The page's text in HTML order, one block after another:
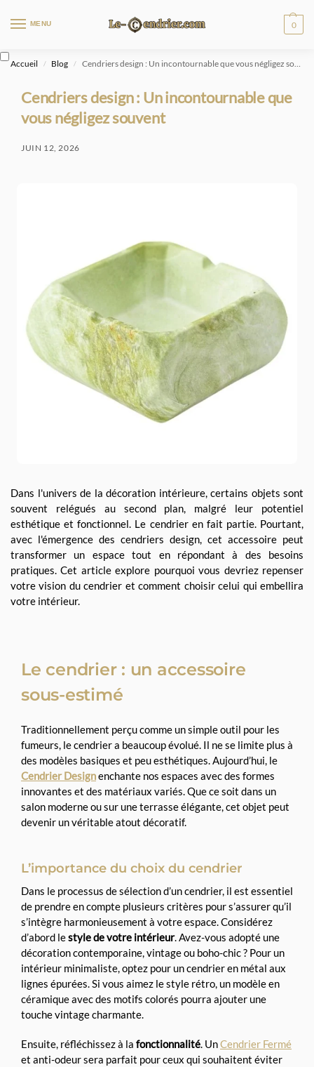
MENU 0
Accueil / Blog / Cendriers design : Un incontournable que vous négligez souvent
Cendriers design : Un incontournable que
vous négligez souvent
JUIN 12, 2026
Dans l'univers de la décoration intérieure, certains objets sont
souvent relégués au second plan, malgré leur potentiel
esthétique et fonctionnel. Le cendrier en fait partie. Pourtant,
avec l'émergence des cendriers design, cet accessoire peut
transformer un espace tout en répondant à des besoins
pratiques. Cet article explore pourquoi vous devriez repenser
votre vision du cendrier et comment choisir celui qui embellira
votre intérieur.
Le cendrier : un accessoire
sous-estimé
Traditionnellement perçu comme un simple outil pour les
fumeurs, le cendrier a beaucoup évolué. Il ne se limite plus à
des modèles basiques et peu esthétiques. Aujourd’hui, le
Cendrier Designenchante nos espaces avec des formes
innovantes et des matériaux variés. Que ce soit dans un
salon moderne ou sur une terrasse élégante, cet objet peut
devenir un véritable atout décoratif.
L’importance du choix du cendrier
Dans le processus de sélection d’un cendrier, il est essentiel
de prendre en compte plusieurs critères pour s’assurer qu’il
s’intègre harmonieusement à votre espace. Considérez
d’abord lestyle de votre intérieur. Avez-vous adopté une
décoration contemporaine, vintage ou boho-chic ? Pour un
intérieur minimaliste, optez pour un cendrier en métal aux
lignes épurées. Si vous aimez le style rétro, un modèle en
céramique avec des motifs colorés pourra ajouter une
touche vintage charmante.
Ensuite, réfléchissez à la fonctionnalité. UnCendrier Fermé
et anti-odeur sera parfait pour ceux qui souhaitent éviter